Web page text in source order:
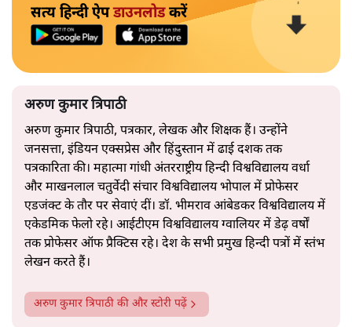
सत्य हिन्दी ऐपडाउनलोडकरें
अरुण कुमार त्रिपाठी
अरुण कुमार त्रिपाठी, पत्रकार, लेखक और शिक्षक हैं। उन्होंने
जनसत्ता, इंडियन एक्सप्रेस और हिंदुस्तान में ढाई दशक तक
पत्रकारिता की। महात्मा गांधी अंतरराष्ट्रीय हिन्दी विश्वविद्यालय वर्धा
और माखनलाल चतुर्वेदी संचार विश्वविद्यालय भोपाल में प्रोफेसर
एडजंक्ट के तौर पर सेवाएं दीं। डॉ. भीमराव आंबेडकर विश्वविद्यालय में
एकेडमिक फेलो रहे। आईटीएम विश्वविद्यालय ग्वालियर में डेढ़ वर्षों
तक प्रोफेसर ऑफ प्रैक्टिस रहे। देश के सभी प्रमुख हिन्दी पत्रों में स्तंभ
लेखन करते हैं।
अरुण कुमार त्रिपाठी की और स्टोरी पढ़ें